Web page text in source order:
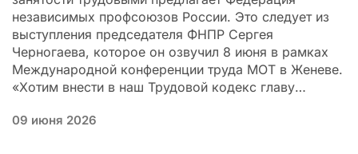
независимых профсоюзов России. Это следует из
выступления председателя ФНПР Сергея
Черногаева, которое он озвучил 8 июня в рамках
Международной конференции труда МОТ в Женеве.
«Хотим внести в наш Трудовой кодекс главу…
09 июня 2026